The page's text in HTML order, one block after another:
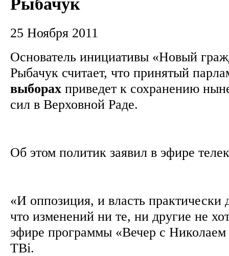
25 Ноября 2011
Основатель инициативы «Новый
Рыбачук считает, что принятый
выборах приведет к сохранению
сил в Верховной Раде.
Об этом политик заявил в эфире
«И оппозиция, и власть практически
что изменений ни те, ни другие не
эфире программы «Вечер с
ТВі.